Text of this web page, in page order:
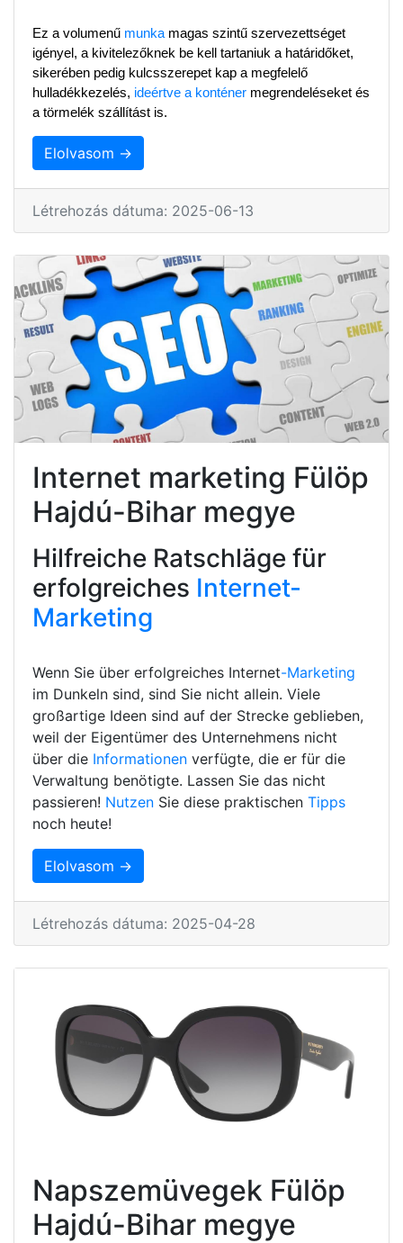
Ez a volumenű munka magas szintű szervezettséget
igényel, a kivitelezőknek be kell tartaniuk a határidőket,
sikerében pedig kulcsszerepet kap a megfelelő
hulladékkezelés, ideértve a konténer megrendeléseket és
a törmelék szállítást is.
Elolvasom →
Létrehozás dátuma: 2025-06-13
Internet marketing Fülöp
Hajdú-Bihar megye
Hilfreiche Ratschläge für
erfolgreiches Internet-
Marketing
Wenn Sie über erfolgreiches Internet-Marketing
im Dunkeln sind, sind Sie nicht allein. Viele
großartige Ideen sind auf der Strecke geblieben,
weil der Eigentümer des Unternehmens nicht
über die Informationen verfügte, die er für die
Verwaltung benötigte. Lassen Sie das nicht
passieren! Nutzen Sie diese praktischen Tipps
noch heute!
Elolvasom →
Létrehozás dátuma: 2025-04-28
Napszemüvegek Fülöp
Hajdú-Bihar megye